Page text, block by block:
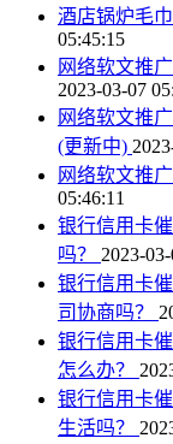
酒店锅炉毛
05:45:15
网络软文推
2023-03-07
网络软文推
(更新中)
网络软文推
05:46:11
银行信用卡
吗？ 2023-
银行信用卡
司协商吗？
银行信用卡
怎么办？
银行信用卡
生活吗？